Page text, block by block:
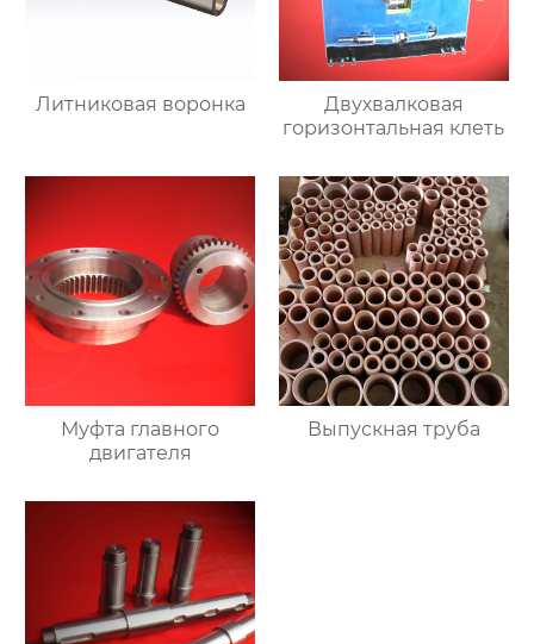
Литниковая воронка
Двухвалковая
горизонтальная клеть
Муфта главного
двигателя
Выпускная труба